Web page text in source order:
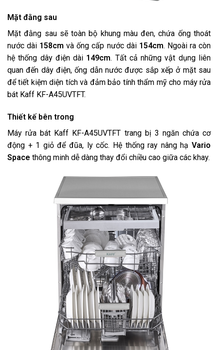
Mặt đằng sau
Mặt đằng sau sẽ toàn bộ khung màu đen, chứa ống thoát
nước dài 158cm và ống cấp nước dài 154cm. Ngoài ra còn
hệ thống dây điện dài 149cm. Tất cả những vật dụng liên
quan đến dây điện, ống dẫn nước được sắp xếp ở mặt sau
để tiết kiệm diện tích và đảm bảo tính thẩm mỹ cho máy rửa
bát Kaff KF-A45UVTFT.
Thiết kế bên trong
Máy rửa bát Kaff KF-A45UVTFT trang bị 3 ngăn chứa cơ
động + 1 giỏ để đũa, ly cốc. Hệ thống ray nâng hạ Vario
Space thông minh dễ dàng thay đổi chiều cao giữa các khay.